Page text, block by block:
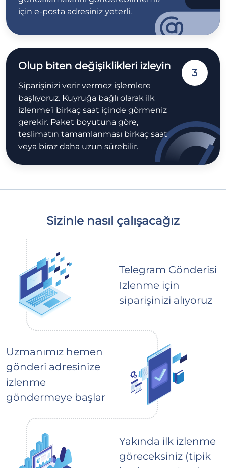
için e-posta adresiniz yeterli.
Olup biten değişiklikleri izleyin
Siparişinizi verir vermez işlemlere
başlıyoruz. Kuyruğa bağlı olarak ilk
izlenme’i birkaç saat içinde görmeniz
gerekir. Paket boyutuna göre,
teslimatın tamamlanması birkaç saat
veya biraz daha uzun sürebilir.
3
Sizinle nasıl çalışacağız
Telegram Gönderisi
Izlenme için
siparişinizi alıyoruz
Uzmanımız hemen
gönderi adresinize
izlenme
göndermeye başlar
Yakında ilk izlenme
göreceksiniz (tipik